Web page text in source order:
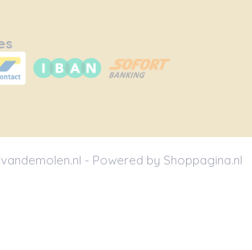
- Powered by Shoppagina.nl